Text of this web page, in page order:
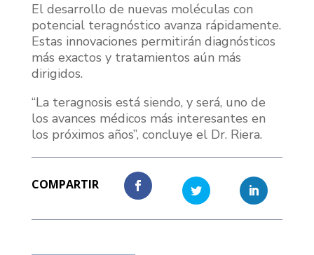
El desarrollo de nuevas moléculas con
potencial teragnóstico avanza rápidamente.
Estas innovaciones permitirán diagnósticos
más exactos y tratamientos aún más
dirigidos.
“La teragnosis está siendo, y será, uno de
los avances médicos más interesantes en
los próximos años”, concluye el Dr. Riera.